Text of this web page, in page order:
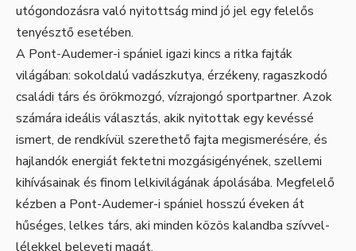
utógondozásra való nyitottság mind jó jel egy felelős
tenyésztő esetében.
A Pont-Audemer-i spániel igazi kincs a ritka fajták
világában: sokoldalú vadászkutya, érzékeny, ragaszkodó
családi társ és örökmozgó, vízrajongó sportpartner. Azok
számára ideális választás, akik nyitottak egy kevéssé
ismert, de rendkívül szerethető fajta megismerésére, és
hajlandók energiát fektetni mozgásigényének, szellemi
kihívásainak és finom lelkivilágának ápolásába. Megfelelő
kézben a Pont-Audemer-i spániel hosszú éveken át
hűséges, lelkes társ, aki minden közös kalandba szívvel-
lélekkel beleveti magát.